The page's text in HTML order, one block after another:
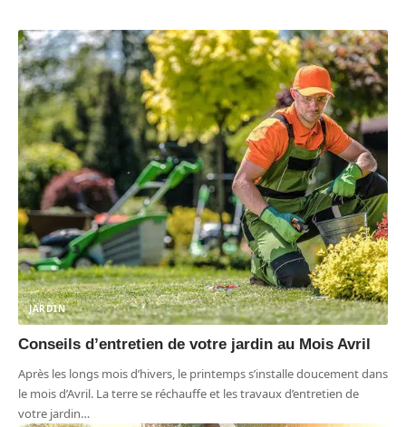
JARDIN
Conseils d’entretien de votre jardin au Mois Avril
Après les longs mois d’hivers, le printemps s’installe doucement dans
le mois d’Avril. La terre se réchauffe et les travaux d’entretien de
votre jardin…